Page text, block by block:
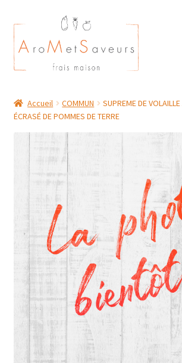
Aller
à
la
navigation
Aller
au
contenu
Plat du Jour/ Menu Week end
NOS BOUTIQUES
MON COMPTE
Accueil COMMUN
SUPREME DE
ÉCRASÉ DE POMMES DE TERRE